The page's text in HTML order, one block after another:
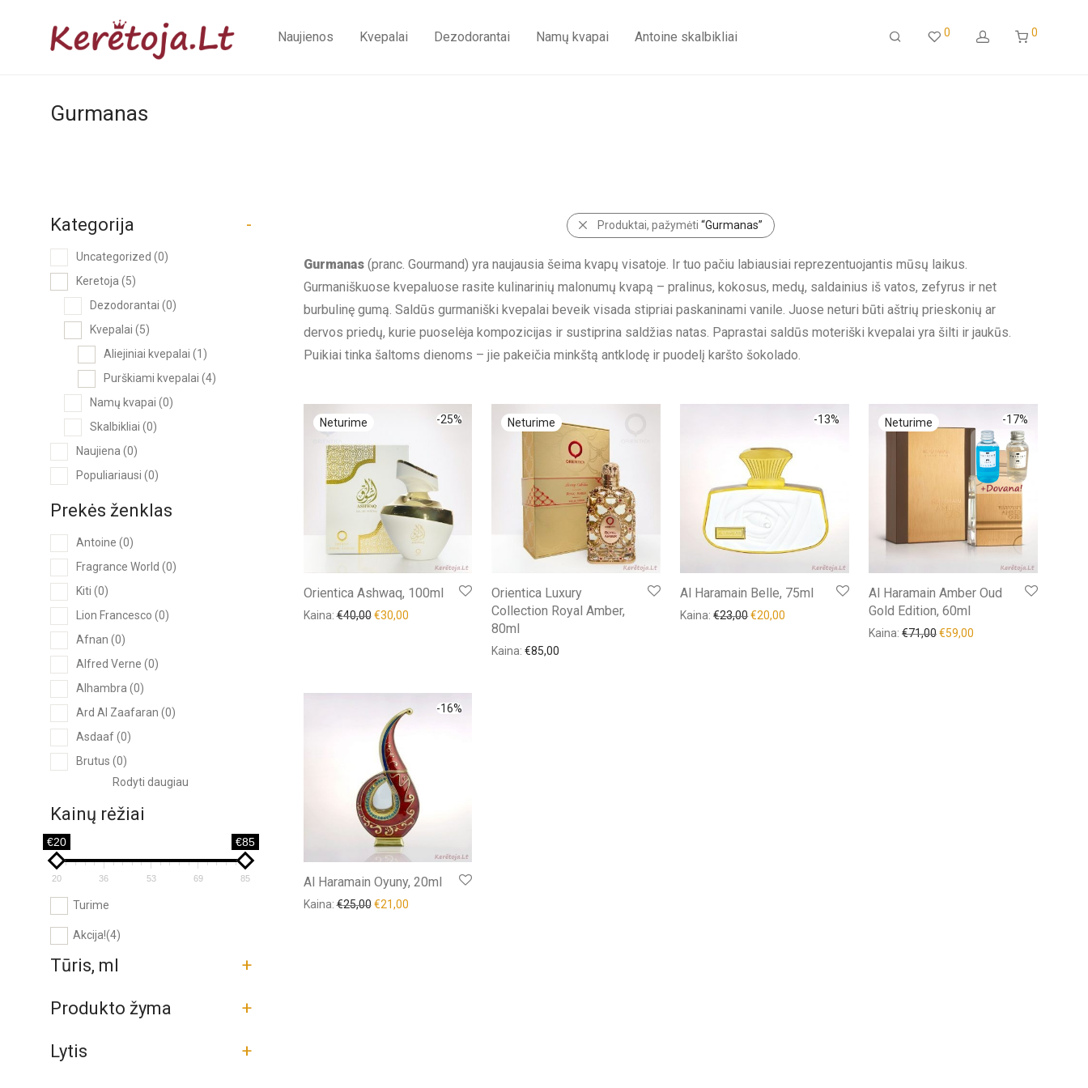
Naujienos Kvepalai Dezodorantai Namų kvapai Antoine skalbikliai 0 0
Gurmanas
Kategorija -
Uncategorized (0)
Keretoja (5)
Dezodorantai (0)
Kvepalai (5)
Aliejiniai kvepalai (1)
Purškiami kvepalai (4)
Namų kvapai (0)
Skalbikliai (0)
Naujiena (0)
Populiariausi (0)
Prekės ženklas
Antoine (0)
Fragrance World (0)
Kiti (0)
Lion Francesco (0)
Afnan (0)
Alfred Verne (0)
Alhambra (0)
Ard Al Zaafaran (0)
Asdaaf(0)
Brutus (0)
Rodyti daugiau
Kainų rėžiai
€20 €85
20 36 53 69 85
Turime
Akcija!(4)
Tūris, ml +
Produkto žyma +
Lytis +
Produktai, pažymėti “Gurmanas”
Gurmanas(pranc. Gourmand) yra naujausia šeima kvapų visatoje. Ir tuo pačiu labiausiai reprezentuojantis mūsų laikus.
Gurmaniškuose kvepaluose rasite kulinarinių malonumų kvapą – pralinus, kokosus, medų, saldainius iš vatos, zefyrus ir net
burbulinę gumą. Saldūs gurmaniški kvepalai beveik visada stipriai paskaninami vanile. Juose neturi būti aštrių prieskonių ar
dervos priedų, kurie puoselėja kompozicijas ir sustiprina saldžias natas. Paprastai saldūs moteriški kvepalai yra šilti ir jaukūs.
Puikiai tinka šaltoms dienoms – jie pakeičia minkštą antklodę ir puodelį karšto šokolado.
-25%
Orientica Ashwaq, 100ml
Kaina:€40,00 €30,00
Orientica Luxury
Collection Royal Amber,
80ml
Kaina:€85,00
-13%
Al Haramain Belle, 75ml
Kaina:€23,00€20,00
-17%
Al Haramain Amber Oud
Gold Edition, 60ml
Kaina:€71,00€59,00
-16%
Al Haramain Oyuny, 20ml
Kaina:€25,00 €21,00